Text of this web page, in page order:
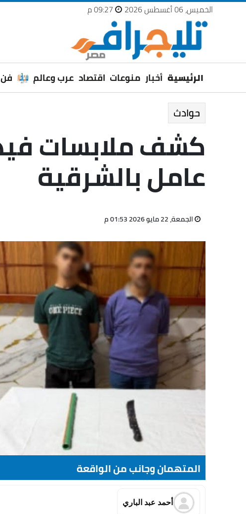
الخميس، 06 أغسطس 2026
الرئيسية أخبار منوعات اقتصاد عرب وعالم فن
حوادث
كشف ملابسات
عامل بالشرقية
الجمعة، 22 مايو 2026 01:53 م
المتهمان وجانب من الواقعة
أحمد عبد الباري